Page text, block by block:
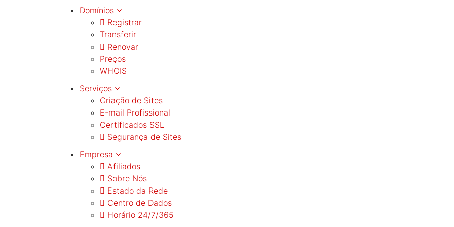
Domínios
Registrar
Transferir
Renovar
Preços
WHOIS
Serviços
Criação de Sites
E-mail Profissional
Certificados SSL
Segurança de Sites
Empresa
Afiliados
Sobre Nós
Estado da Rede
Centro de Dados
Horário 24/7/365